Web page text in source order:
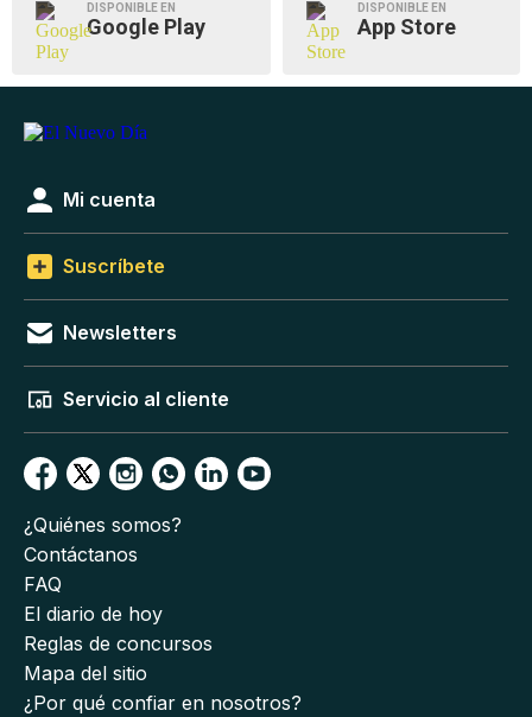
DISPONIBLE EN
Google Play
DISPONIBLE EN
App Store
Mi cuenta
Suscríbete
Newsletters
Servicio al cliente
¿Quiénes somos?
Contáctanos
FAQ
El diario de hoy
Reglas de concursos
Mapa del sitio
¿Por qué confiar en nosotros?